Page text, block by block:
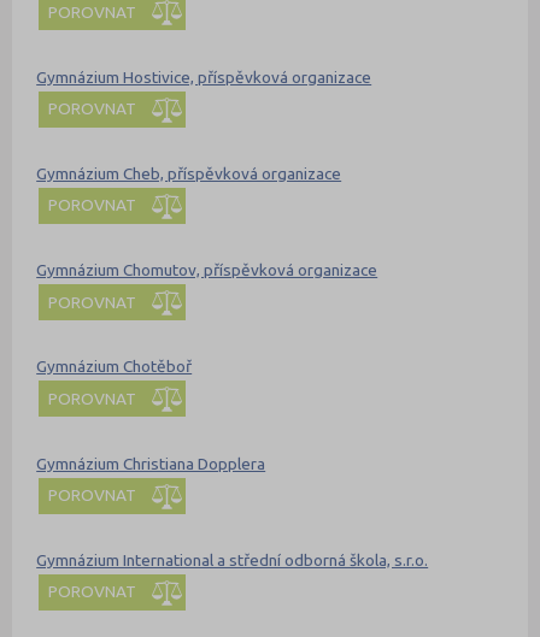
POROVNAT
Gymnázium Hostivice, příspěvková organizace
POROVNAT
Gymnázium Cheb, příspěvková organizace
POROVNAT
Gymnázium Chomutov, příspěvková organizace
POROVNAT
Gymnázium Chotěboř
POROVNAT
Gymnázium Christiana Dopplera
POROVNAT
Gymnázium International a střední odborná škola, s.r.o.
POROVNAT